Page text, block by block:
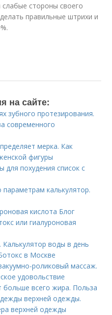
стороны своего
правильные штрихи и
на сайте:
зубного протезирования.
современного
мерка. Как
фигуры
для похудения список с
калькулятор.
кислота Блог
или гиалуроновая
воды в день
в Москве
роликовый массаж.
удовольствие
всего жира. Польза
верхней одежды.
верхней одежды